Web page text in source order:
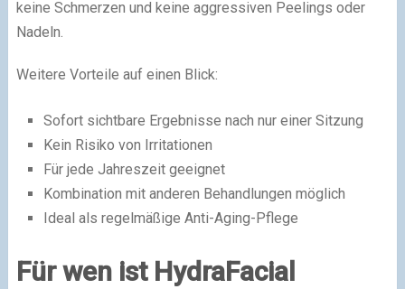
keine Schmerzen und keine aggressiven Peelings oder
Nadeln.
Weitere Vorteile auf einen Blick:
Sofort sichtbare Ergebnisse nach nur einer Sitzung
Kein Risiko von Irritationen
Für jede Jahreszeit geeignet
Kombination mit anderen Behandlungen möglich
Ideal als regelmäßige Anti-Aging-Pflege
Für wen ist HydraFacial